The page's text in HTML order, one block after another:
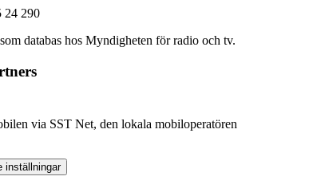
24 290
databas hos Myndigheten för radio och tv.
via SST Net, den lokala mobiloperatören
inställningar